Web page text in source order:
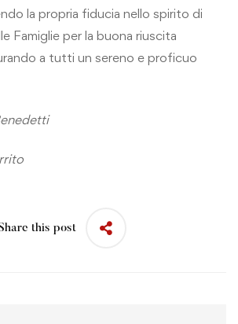
la propria fiducia nello spirito di
Famiglie per la buona riuscita
a tutti un sereno e proficuo
this post